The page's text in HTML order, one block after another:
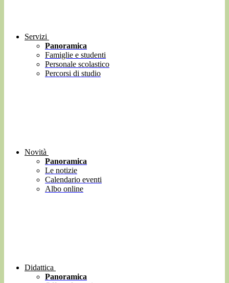
Servizi
Panoramica
Famiglie e studenti
Personale scolastico
Percorsi di studio
Novità
Panoramica
Le notizie
Calendario eventi
Albo online
Didattica
Panoramica